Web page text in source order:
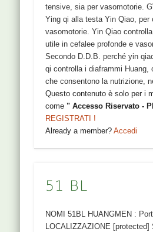
tensive, sia per vasomotorie.
Ying qi alla testa Yin Qiao, per
vasomotorie. Yin Qiao
utile in cefalee profonde e
Secondo D.D.B. perché yin
qi controlla i diaframmi Huang,
che consentono la nutrizione,
Questo contenuto è solo per i
come" Accesso Riservato -
REGISTRATI !
Already a member?Accedi
51 BL
NOMI 51BL HUANGMEN :
LOCALIZZAZIONE [protected]